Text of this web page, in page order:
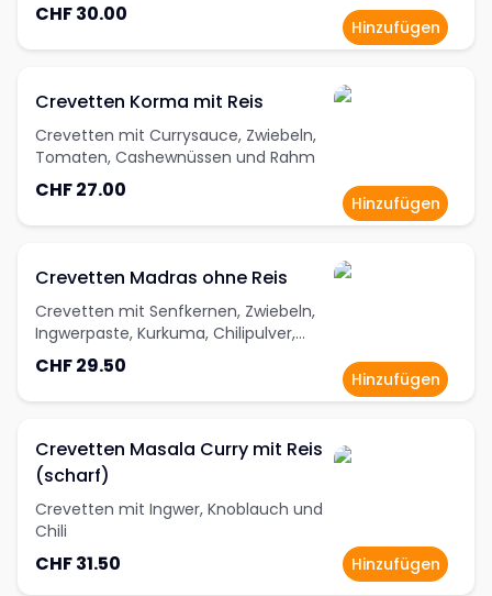
CHF 30.00
Hinzufügen
Crevetten Korma mit Reis
Crevetten mit Currysauce, Zwiebeln,
Tomaten, Cashewnüssen und Rahm
CHF 27.00
Hinzufügen
Crevetten Madras ohne Reis
Crevetten mit Senfkernen, Zwiebeln,
Ingwerpaste, Kurkuma, Chilipulver,
Kümmelpulver, Korianderpulver,
gehackten Tomaten, Kokosnuss, Milch
und Knoblauch
CHF 29.50
Hinzufügen
Crevetten Masala Curry mit Reis
(scharf)
Crevetten mit Ingwer, Knoblauch und
Chili
CHF 31.50 Hinzufügen